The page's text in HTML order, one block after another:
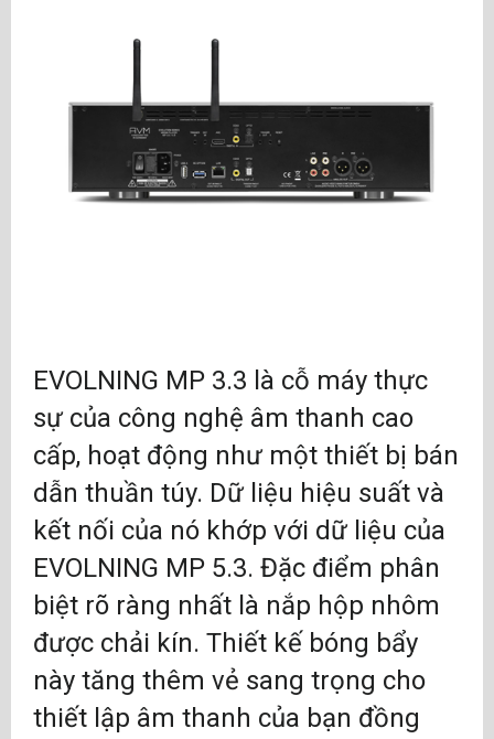
EVOLNING MP 3.3 là cỗ máy thực
sự của công nghệ âm thanh cao
cấp, hoạt động như một thiết bị bán
dẫn thuần túy. Dữ liệu hiệu suất và
kết nối của nó khớp với dữ liệu của
EVOLNING MP 5.3. Đặc điểm phân
biệt rõ ràng nhất là nắp hộp nhôm
được chải kín. Thiết kế bóng bẩy
này tăng thêm vẻ sang trọng cho
thiết lập âm thanh của bạn đồng